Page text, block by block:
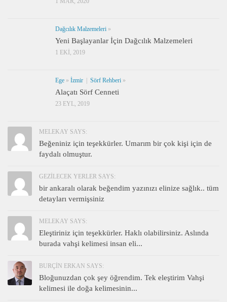
Dağcılık Malzemeleri »
Yeni Başlayanlar İçin Dağcılık Malzemeleri
1 EKI, 2019
Ege » İzmir Sörf Rehberi »
Alaçatı Sörf Cenneti
23 EYL, 2019
MELEKAY SAYS:
Beğeniniz için teşekkürler. Umarım bir çok kişi için de
faydalı olmuştur.
GEZILECEK YERLER SAYS:
bir ankaralı olarak beğendim yazınızı elinize sağlık.. tüm
detayları vermişsiniz
MELEKAY SAYS:
Eleştiriniz için teşekkürler. Haklı olabilirsiniz. Aslında
burada vahşi kelimesi insan eli...
BURÇIN ERKAN SAYS:
Bloğunuzdan çok şey öğrendim. Tek eleştirim Vahşi
kelimesi ile doğa kelimesinin...